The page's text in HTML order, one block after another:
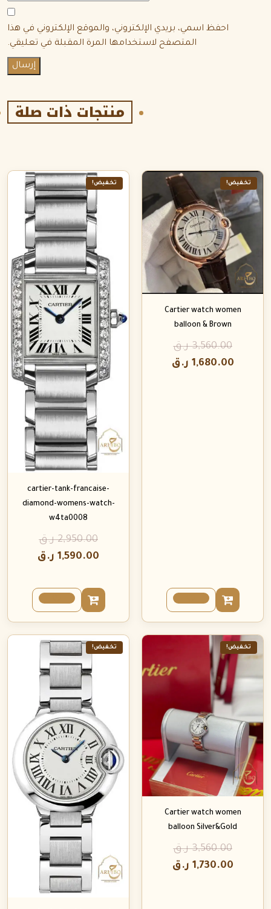
احفظ اسمي، بريدي الإلكتروني، والموقع الإلكتروني في هذا
المتصفح لاستخدامها المرة المقبلة في تعليقي.
منتجات ذات صلة
تخفيض!
Cartier watch women
balloon & Brown
3,560.00 ر.ق
1,680.00 ر.ق
تخفيض!
cartier-tank-francaise-
diamond-womens-watch-
w4ta0008
2,950.00 ر.ق
1,590.00 ر.ق
تخفيض!
Cartier watch women
balloon Silver&Gold
3,560.00 ر.ق
1,730.00 ر.ق
تخفيض!